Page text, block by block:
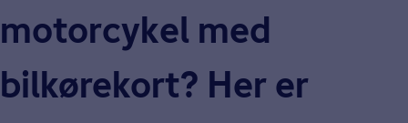
motorcykel med
bilkørekort? Her er